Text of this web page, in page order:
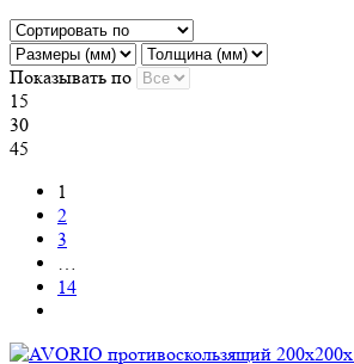
Показывать по
15
30
45
1
2
3
…
14